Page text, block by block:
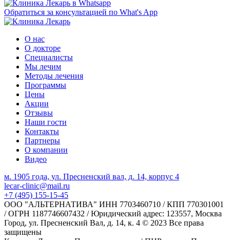
Обратиться за консультацией по What's App
О нас
О докторе
Специалисты
Мы лечим
Методы лечения
Программы
Цены
Акции
Отзывы
Наши гости
Контакты
Партнеры
О компании
Видео
м. 1905 года, ул. Пресненский вал, д. 14, корпус 4
lecar-clinic@mail.ru
+7 (495) 155-15-45
ООО "АЛЬТЕРНАТИВА" ИНН 7703460710 / КПП 770301001
/ ОГРН 1187746607432 / Юридический адрес: 123557, Москва
Город, ул. Пресненский Вал, д. 14, к. 4 © 2023 Все права
защищены